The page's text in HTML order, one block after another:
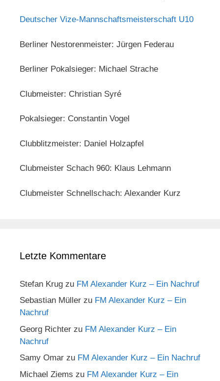
Deutscher Vize-Mannschaftsmeisterschaft U10
Berliner Nestorenmeister: Jürgen Federau
Berliner Pokalsieger: Michael Strache
Clubmeister: Christian Syré
Pokalsieger: Constantin Vogel
Clubblitzmeister: Daniel Holzapfel
Clubmeister Schach 960: Klaus Lehmann
Clubmeister Schnellschach: Alexander Kurz
Letzte Kommentare
Stefan Krug zu FM Alexander Kurz – Ein Nachruf
Sebastian Müller zu FM Alexander Kurz – Ein
Nachruf
Georg Richter zu FM Alexander Kurz – Ein
Nachruf
Samy Omar zu FM Alexander Kurz – Ein Nachruf
Michael Ziems zu FM Alexander Kurz – Ein